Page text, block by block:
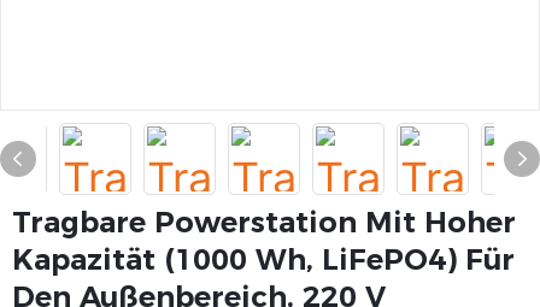
Tragbare Powerstation Mit Hoher
Kapazität (1000 Wh, LiFePO4) Für
Den Außenbereich, 220 V